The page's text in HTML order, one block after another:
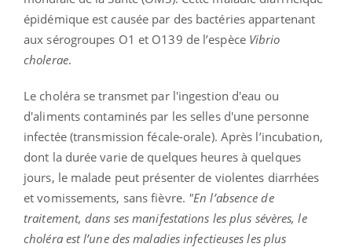
épidémique est causée par des bactéries appartenant
aux sérogroupes O1 et O139 de l’espèce Vibrio
cholerae.
Le choléra se transmet par l'ingestion d'eau ou
d'aliments contaminés par les selles d'une personne
infectée(transmission fécale-orale). Après l’incubation,
dont la durée varie de quelques heures à quelques
jours, le malade peut présenter de violentes diarrhées
et vomissements, sans fièvre. "En l’absence de
traitement, dans ses manifestations les plus sévères, le
choléra est l’une des maladies infectieuses les plus